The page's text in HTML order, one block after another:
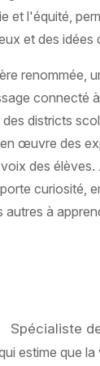
et l'équité,
et des idées
renommée,
connecté
districts
œuvre des
des
curiosité,
à
Spécialiste
estime que